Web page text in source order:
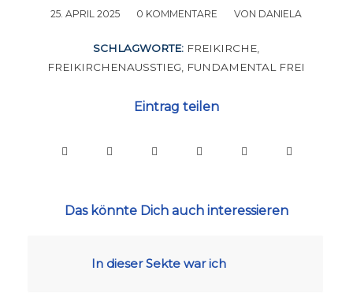
25. APRIL 2025
/ 0 KOMMENTARE
/ VON DANIELA
SCHLAGWORTE: FREIKIRCHE
FREIKIRCHENAUSSTIEG
FUNDAMENTAL FREI
Eintrag teilen
Das könnte Dich auch interessieren
In dieser Sekte war ich